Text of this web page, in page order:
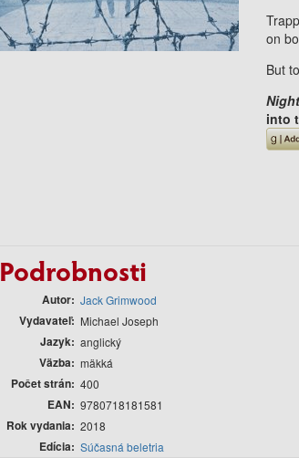
on
But
into
Podrobnosti
Autor Jack Grimwood
Vydavateľ Michael Joseph
Jazyk anglický
Väzba mäkká
Počet strán 400
EAN 9780718181581
Rok vydania 2018
Edícia Súčasná beletria